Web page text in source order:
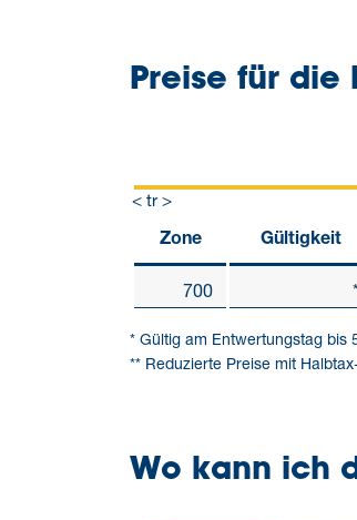
Preise für die
< tr >
Zone Gültigkeit
700 *
* Gültig am Entwertungstag bis
** Reduzierte Preise mit
Wo kann ich